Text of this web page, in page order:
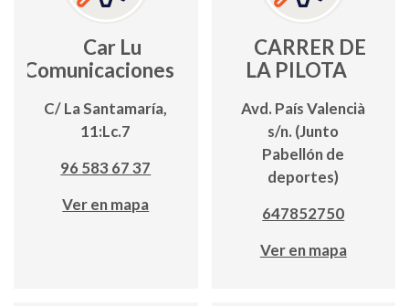
Car Lu
Comunicaciones
C/ La Santamaría,
11:Lc.7
96 583 67 37
Ver en mapa
CARRER DE
LA PILOTA
Avd. País Valencià
s/n. (Junto
Pabellón de
deportes)
647852750
Ver en mapa